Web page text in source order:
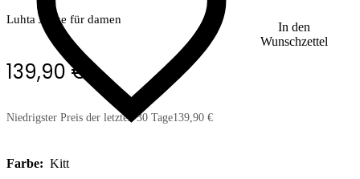
In den
Wunschzettel
Luhta Jacke für damen
139,90 €
Niedrigster Preis der letzten 30 Tage139,90 €
Farbe: Kitt